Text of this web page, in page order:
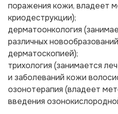
поражения кожи, владеет
криодеструкции);
дерматоонкология
различных
дерматоскопией);
трихология (занимается
и заболеваний кожи
озонотерапия (владеет
введения